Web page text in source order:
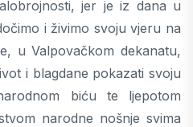
jer je iz dana u
i živimo svoju vjeru na
u Valpovačkom dekanatu,
i blagdane pokazati svoju
biću te ljepotom
narodne nošnje svima